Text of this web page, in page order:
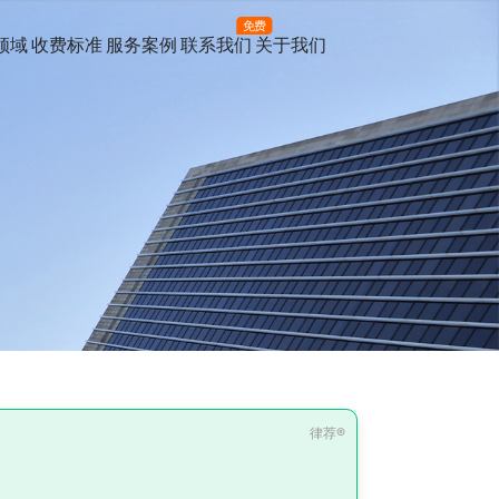
域收费标准 服务案例 联系我们
免费
关于我们